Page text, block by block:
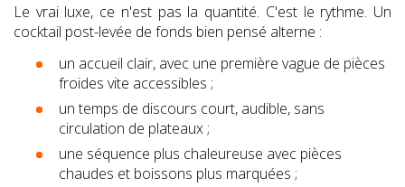
Le vrai luxe, ce n'est pas la quantité. C'est le rythme. Un
cocktail post-levée de fonds bien pensé alterne :
un accueil clair, avec une première vague de pièces
froides vite accessibles ;
un temps de discours court, audible, sans
circulation de plateaux ;
une séquence plus chaleureuse avec pièces
chaudes et boissons plus marquées ;